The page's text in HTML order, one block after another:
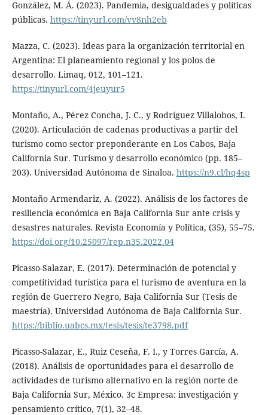
González, M. Á. (2023). Pandemia, desigualdades y políticas
públicas. https://tinyurl.com/vv8nh2eb
Mazza, C. (2023). Ideas para la organización territorial en
Argentina: El planeamiento regional y los polos de
desarrollo. Limaq, 012, 101–121.
https://tinyurl.com/4jeuyur5
Montaño, A., Pérez Concha, J. C., y Rodríguez Villalobos, I.
(2020). Articulación de cadenas productivas a partir del
turismo como sector preponderante en Los Cabos, Baja
California Sur. Turismo y desarrollo económico (pp. 185–
203). Universidad Autónoma de Sinaloa. https://n9.cl/hq4sp
Montaño Armendariz, A. (2022). Análisis de los factores de
resiliencia económica en Baja California Sur ante crisis y
desastres naturales. Revista Economía y Política, (35), 55–75.
https://doi.org/10.25097/rep.n35.2022.04
Picasso-Salazar, E. (2017). Determinación de potencial y
competitividad turística para el turismo de aventura en la
región de Guerrero Negro, Baja California Sur (Tesis de
maestría). Universidad Autónoma de Baja California Sur.
https://biblio.uabcs.mx/tesis/tesis/te3798.pdf
Picasso-Salazar, E., Ruiz Ceseña, F. I., y Torres García, A.
(2018). Análisis de oportunidades para el desarrollo de
actividades de turismo alternativo en la región norte de
Baja California Sur, México. 3c Empresa: investigación y
pensamiento crítico, 7(1), 32–48.